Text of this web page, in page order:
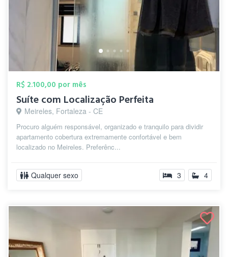
R$ 2.100,00 por mês
Suíte com Localização Perfeita
Meireles, Fortaleza - CE
Procuro alguém responsável, organizado e tranquilo para dividir
apartamento cobertura extremamente confortável e bem
localizado no Meireles. Preferênc...
Qualquer sexo 3 4